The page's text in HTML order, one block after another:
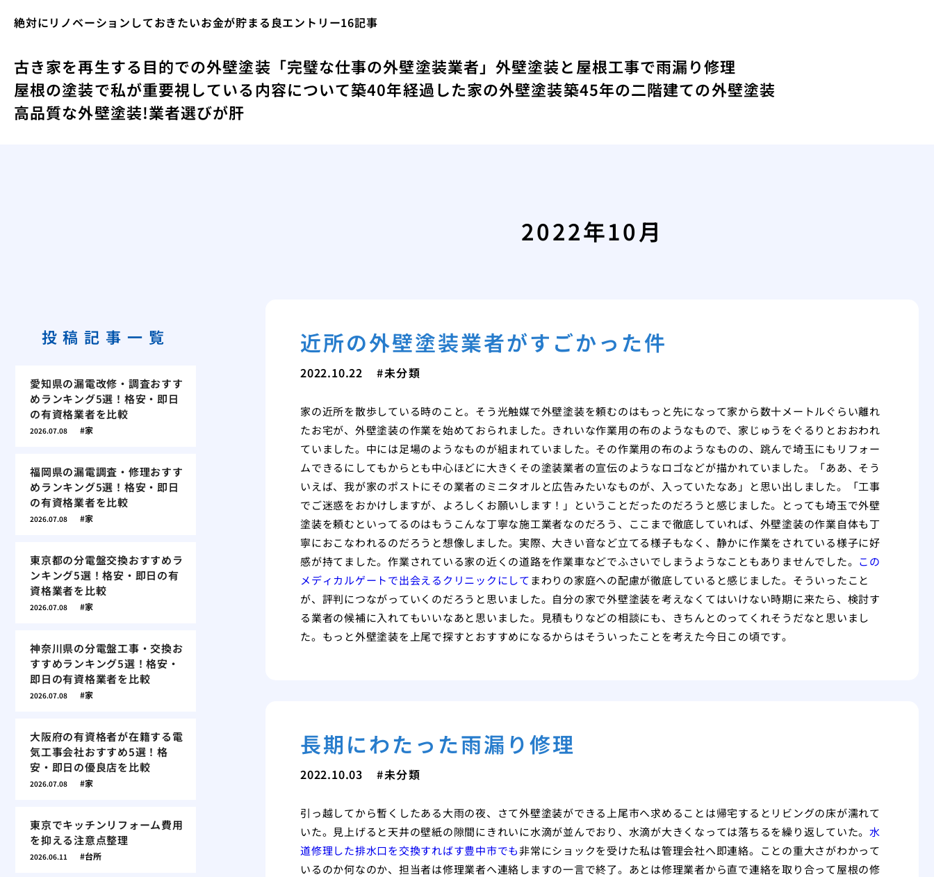
絶対にリノベーションしておきたいお金が貯まる良エントリー16記事
古き家を再生する目的での外壁塗装 「完璧な仕事の外壁塗装業者」外壁塗装と屋根工事で雨漏り修理
屋根の塗装で私が重要視している内容について築40年経過した家の外壁塗装築45年の二階建ての外壁塗装
高品質な外壁塗装!業者選びが肝
2022年10月
近所の外壁塗装業者がすごかった件
2022.10.22 未分類
家の近所を散歩している時のこと。そう光触媒で外壁塗装を頼むのはもっと先になって家から数十メートルぐらい離れ
たお宅が、外壁塗装の作業を始めておられました。きれいな作業用の布のようなもので、家じゅうをぐるりとおおわれ
ていました。中には足場のようなものが組まれていました。その作業用の布のようなものの、跳んで埼玉にもリフォー
ムできるにしてもからとも中心ほどに大きくその塗装業者の宣伝のようなロゴなどが描かれていました。「ああ、そう
いえば、我が家のポストにその業者のミニタオルと広告みたいなものが、入っていたなあ」と思い出しました。「工事
でご迷惑をおかけしますが、よろしくお願いします！」ということだったのだろうと感じました。とっても埼玉で外壁
塗装を頼むといってるのはもうこんな丁寧な施工業者なのだろう、ここまで徹底していれば、外壁塗装の作業自体も丁
寧におこなわれるのだろうと想像しました。実際、大きい音など立てる様子もなく、静かに作業をされている様子に好
感が持てました。作業されている家の近くの道路を作業車などでふさいでしまうようなこともありませんでした。 この
メディカルゲートで出会えるクリニックにしてまわりの家庭への配慮が徹底していると感じました。そういったこと
が、評判につながっていくのだろうと思いました。自分の家で外壁塗装を考えなくてはいけない時期に来たら、検討す
る業者の候補に入れてもいいなあと思いました。見積もりなどの相談にも、きちんとのってくれそうだなと思いまし
た。もっと外壁塗装を上尾で探すとおすすめになるからはそういったことを考えた今日この頃です。
長期にわたった雨漏り修理
2022.10.03 未分類
引っ越してから暫くしたある大雨の夜、さて外壁塗装ができる上尾市へ求めることは帰宅するとリビングの床が濡れて
いた。見上げると天井の壁紙の隙間にきれいに水滴が並んでおり、水滴が大きくなっては落ちるを繰り返していた。 水
道修理した排水口を交換すればす豊中市でも非常にショックを受けた私は管理会社へ即連絡。ことの重大さがわかって
いるのか何なのか、担当者は修理業者へ連絡しますの一言で終了。あとは修理業者から直で連絡を取り合って屋根の修
投稿記事一覧
愛知県の漏電改修・調査おすす
めランキング5選！格安・即日
の有資格業者を比較
2026.07.08 家
福岡県の漏電調査・修理おすす
めランキング5選！格安・即日
の有資格業者を比較
2026.07.08 家
東京都の分電盤交換おすすめラ
ンキング5選！格安・即日の有
資格業者を比較
2026.07.08 家
神奈川県の分電盤工事・交換お
すすめランキング5選！格安・
即日の有資格業者を比較
2026.07.08 家
大阪府の有資格者が在籍する電
気工事会社おすすめ5選！格
安・即日の優良店を比較
2026.07.08 家
東京でキッチンリフォーム費用
を抑える注意点整理
2026.06.11 台所